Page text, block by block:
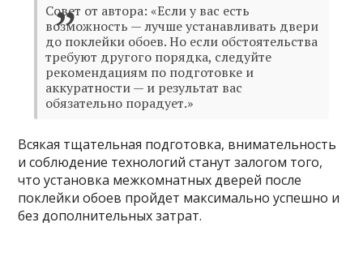
Совет от автора: «Если у вас есть
возможность — лучше устанавливать двери
до поклейки обоев. Но если обстоятельства
требуют другого порядка, следуйте
рекомендациям по подготовке и
аккуратности — и результат вас
обязательно порадует.»
Всякая тщательная подготовка, внимательность
и соблюдение технологий станут залогом того,
что установка межкомнатных дверей после
поклейки обоев пройдет максимально успешно и
без дополнительных затрат.